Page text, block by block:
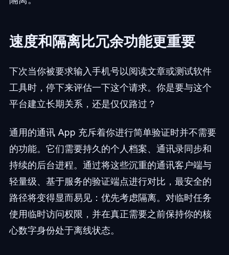
速度和隔离比冗余功能更重要
下次当你被要求输入手机号以阅读文章或测试软件
工具时，停下来评估一下这个请求。你是要与这个
平台建立长期关系，还是仅仅路过？
通用的通讯 App 充斥着你进行简单验证时并不需要
的功能。它们需要持久的个人档案、通讯录同步和
持续的后台进程。通过将这些沉重的通讯客户端与
轻量级、基于服务的验证端点进行对比，最安全的
路径将变得显而易见：优先考虑隔离。对临时任务
使用临时访问权限，并在真正需要之前保持你的核
心数字身份处于离线状态。